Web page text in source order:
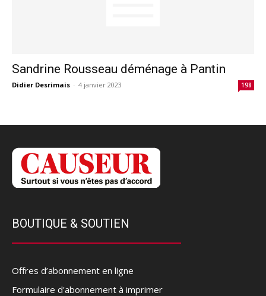
Sandrine Rousseau déménage à Pantin
Didier Desrimais - 4 janvier 2023 198
BOUTIQUE & SOUTIEN
Offres d’abonnement en ligne
Formulaire d'abonnement à imprimer